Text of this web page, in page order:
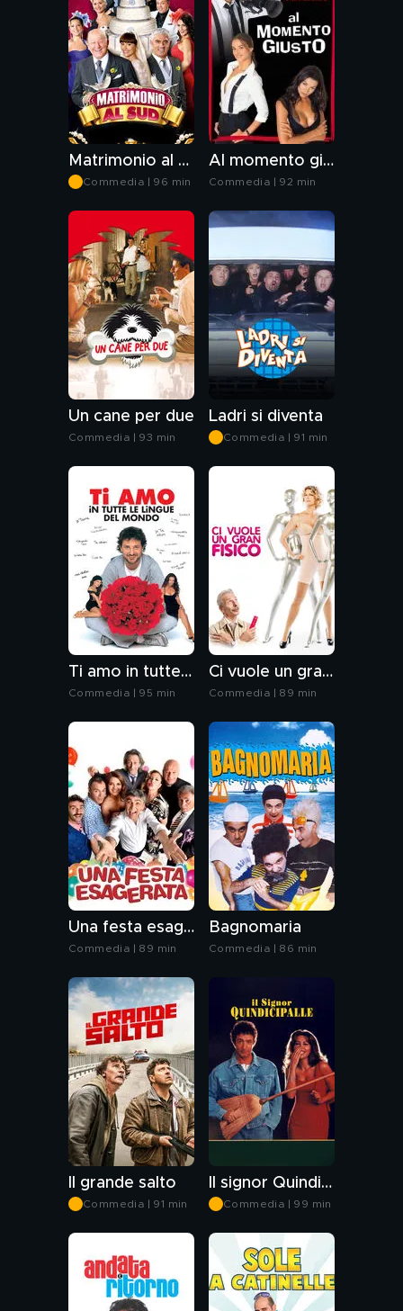
Matrimonio al sud
Commedia | 96 min
Al momento giusto
Commedia | 92 min
Un cane per due
Commedia | 93 min
Ladri si diventa
Commedia | 91 min
Ti amo in tutte le lingue del mondo
Commedia | 95 min
Ci vuole un gran fisico
Commedia | 89 min
Una festa esagerata
Commedia | 89 min
Bagnomaria
Commedia | 86 min
Il grande salto
Commedia | 91 min
Il signor Quindicipalle
Commedia | 99 min